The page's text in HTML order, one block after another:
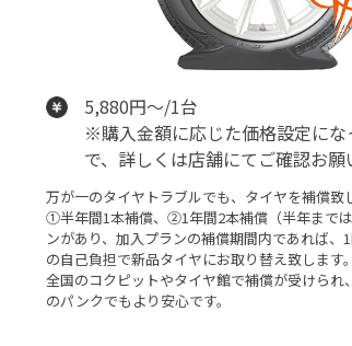
5,880円～/1台
※購入金額に応じた価格設定にな
で、詳しくは店舗にてご確認お願
万が一のタイヤトラブルでも、タイヤを補償致
➀半年間1本補償、②1年間2本補償（半年まで
ンがあり、加入プランの補償期間内であれば、
の自己負担で新品タイヤにお取り替え致します。
全国のコクピットやタイヤ館で補償が受けられ
のパンクでもより安心です。